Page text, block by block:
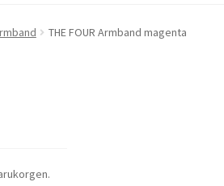
My accountShop THE FOUR
THE FOUR Armband magenta